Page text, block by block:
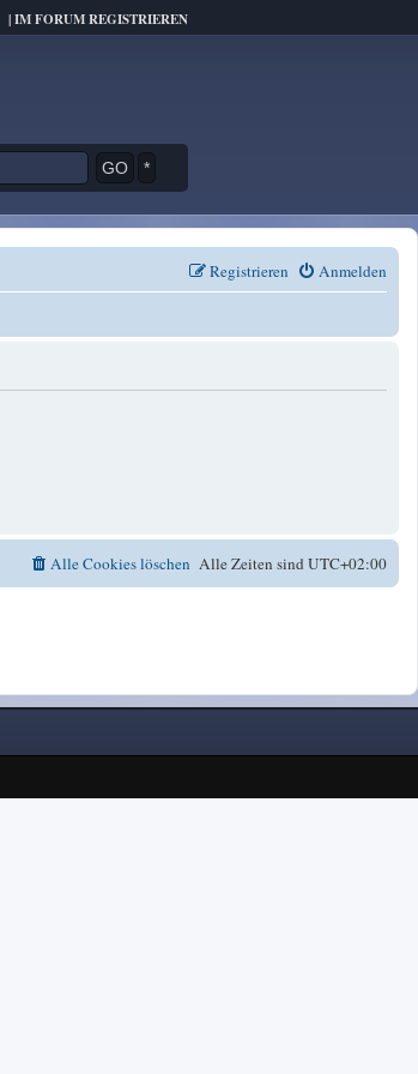
|IM FORUM REGISTRIEREN
*
Anmelden
Registrieren
Alle Zeiten sindUTC+02:00
Alle Cookies löschen